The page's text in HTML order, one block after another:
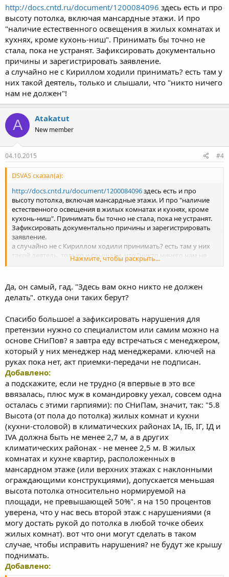
http://docs.cntd.ru/document/1200084096 здесь есть и про
высоту потолка, включая мансардные этажи. И про
"наличие естественного освещения в жилых комнатах и
кухнях, кроме кухонь-ниш". Принимать бы точно не
стала, пока не устранят. Зафиксировать документально
причины и зарегистрировать заявление.
а случайно не с Кириллом ходили принимать? есть там у
них такой деятель, только и слышали, что "никто ничего
нам не должен"!
A Atakatut
New member
04.10.2015 #4
DSVAS сказал(а):
http://docs.cntd.ru/document/1200084096здесь есть и про
высоту потолка, включая мансардные этажи. И про "наличие
естественного освещения в жилых комнатах и кухнях, кроме
кухонь-ниш". Принимать бы точно не стала, пока не устранят.
Зафиксировать документально причины и зарегистрировать
заявление.
а случайно не с Кириллом ходили принимать? есть там у них
такой деятель, только и слышали, что "никто ничего нам не
Нажмите, чтобы раскрыть...
Да, он самый, гад. "Здесь вам окно никто не должен
делать". откуда они таких берут?
Спасибо большое! а зафиксировать нарушения для
претензии нужно со специалистом или самим можно на
основе СНиПов? я завтра еду встречаться с менеджером,
который у них менеджер над менеджерами. ключей на
руках пока нет, акт приемки-передачи не подписан.
Добавлено:
а подскажите, если не трудно (я впервые в это все
ввязалась, плюс муж в командировку уехал, совсем одна
осталась с этими гарпиями): по СНиПам, значит, так: "5.8
Высота (от пола до потолка) жилых комнат и кухни
(кухни-столовой) в климатических районах IA, IБ, IГ, IД и
IVA должна быть не менее 2,7 м, а в других
климатических районах - не менее 2,5 м. В жилых
комнатах и кухне квартир, расположенных в
мансардном этаже (или верхних этажах с наклонными
ограждающими конструкциями), допускается меньшая
высота потолка относительно нормируемой на
площади, не превышающей 50%". я на 150 процентов
уверена, что у нас весь второй этаж с нарушениями (я
могу достать рукой до потолка в любой точке обеих
жилых комнат). вот что они могут сделать в таком
случае, чтобы исправить нарушения? не будут же крышу
поднимать.
Добавлено: